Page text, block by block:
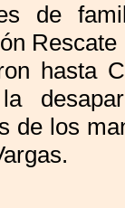
de
hasta
de los